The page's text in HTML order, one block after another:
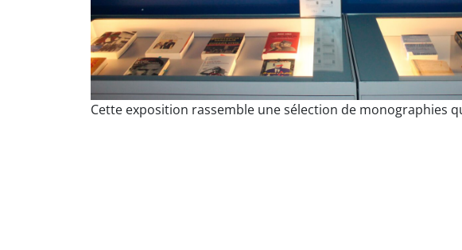
Cette exposition rassemble une sélection de monographies